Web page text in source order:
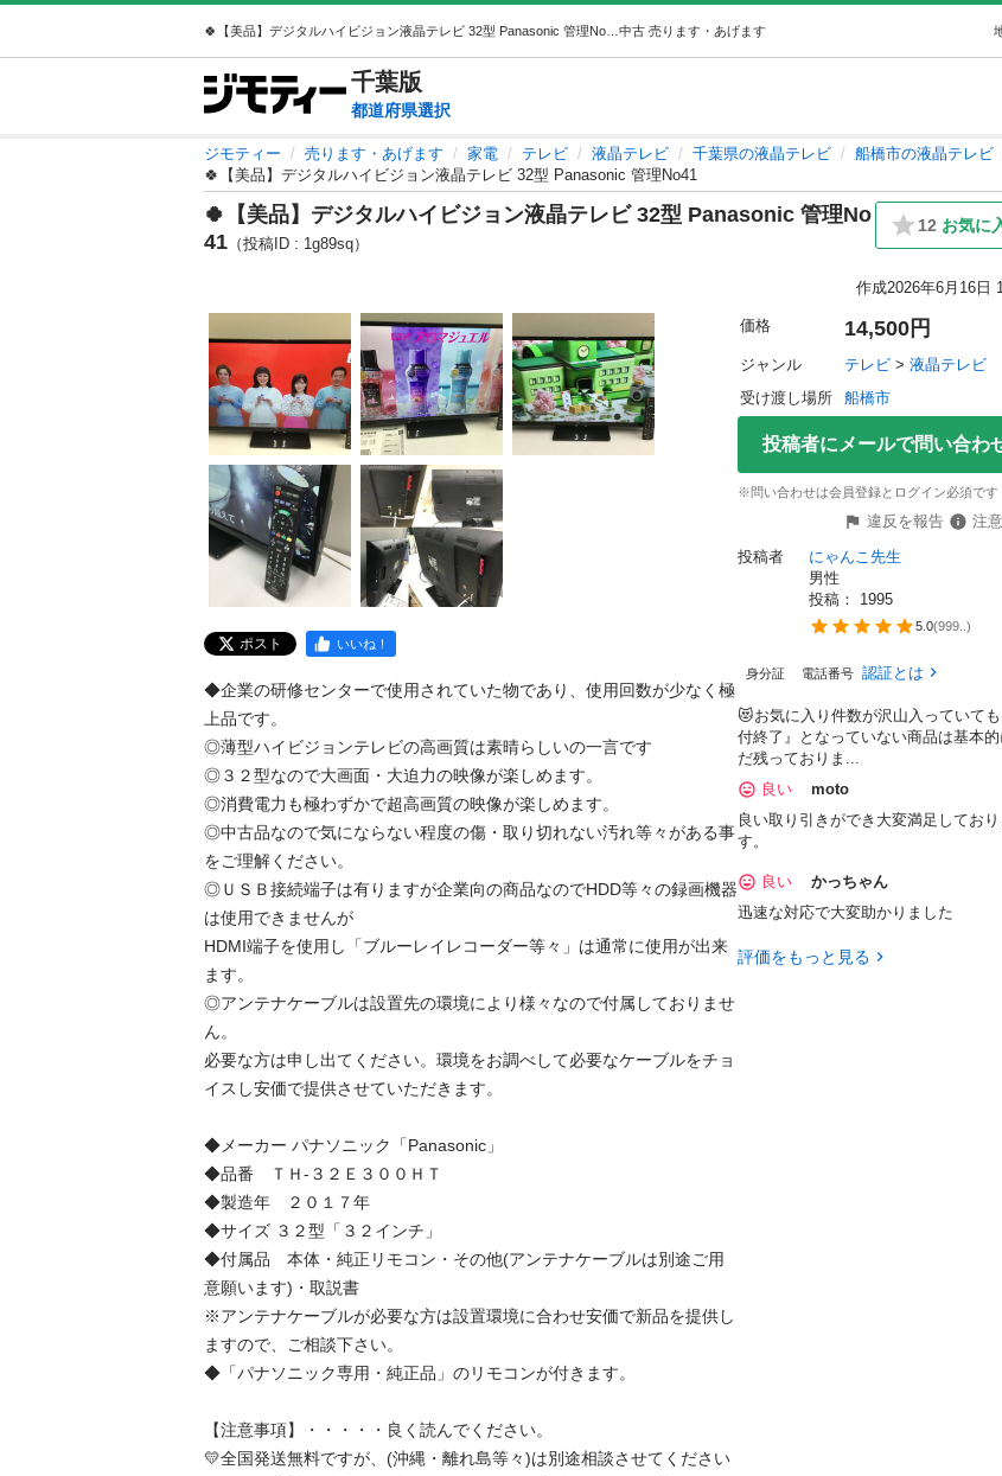
中古 売ります・あげます
千葉版
都道府県選択
ジモティー 売ります・あげます 家電 テレビ 液晶テレビ 千葉県の液晶テレビ
船橋市の液晶テレビ
🍀【美品】デジタルハイビジョン液晶テレビ 32型 Panasonic 管理No41
🍀【美品】デジタルハイビジョン液晶テレビ 32型 Panasonic 管理No
41 （投稿ID : 1g89sq）
12 お気に
作成2026年6月16日
ポスト いいね！
◆企業の研修センターで使用されていた物であり、使用回数が少なく極
上品です。
◎薄型ハイビジョンテレビの高画質は素晴らしいの一言です
◎３２型なので大画面・大迫力の映像が楽しめます。
◎消費電力も極わずかで超高画質の映像が楽しめます。
◎中古品なので気にならない程度の傷・取り切れない汚れ等々がある事
をご理解ください。
◎ＵＳＢ接続端子は有りますが企業向の商品なのでHDD等々の録画機器
は使用できませんが
HDMI端子を使用し「ブルーレイレコーダー等々」は通常に使用が出来
ます。
◎アンテナケーブルは設置先の環境により様々なので付属しておりませ
ん。
必要な方は申し出てください。環境をお調べして必要なケーブルをチョ
イスし安価で提供させていただきます。
◆メーカー パナソニック「Panasonic」
◆品番　ＴＨ-３２Ｅ３００ＨＴ
◆製造年　２０１７年
◆サイズ ３２型「３２インチ」
◆付属品　本体・純正リモコン・その他(アンテナケーブルは別途ご用
意願います)・取説書
※アンテナケーブルが必要な方は設置環境に合わせ安価で新品を提供し
ますので、ご相談下さい。
◆「パナソニック専用・純正品」のリモコンが付きます。
【注意事項】・・・・・良く読んでください。
💛全国発送無料ですが、(沖縄・離れ島等々)は別途相談させてください
価格 14,500円
ジャンル テレビ > 液晶テレビ
受け渡し場所
船橋市
投稿者にメールで問い合わ
※問い合わせは会員登録とログイン必須です
違反を報告
注
投稿者
にゃんこ先生
男性
投稿： 1995
5.0(999.. )
身分証 電話番号 認証とは
😻お気に入り件数が沢山入っていて
付終了』となっていない商品は基本的
だ残っておりま...
良い
moto
良い取り引きができ大変満足しており
す。
良い
かっちゃん
迅速な対応で大変助かりました
評価をもっと見る